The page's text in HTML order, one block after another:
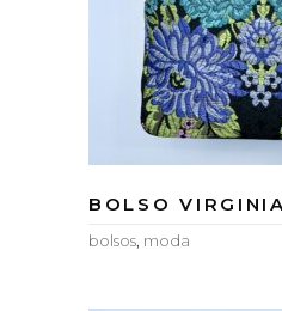
BOLSO
bolsos, moda